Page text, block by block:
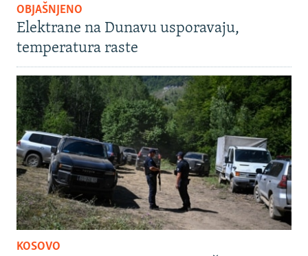
OBJAŠNJENO
Elektrane na Dunavu usporavaju,
temperatura raste
KOSOVO